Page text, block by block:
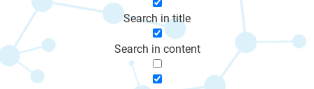
Search in title
Search in content